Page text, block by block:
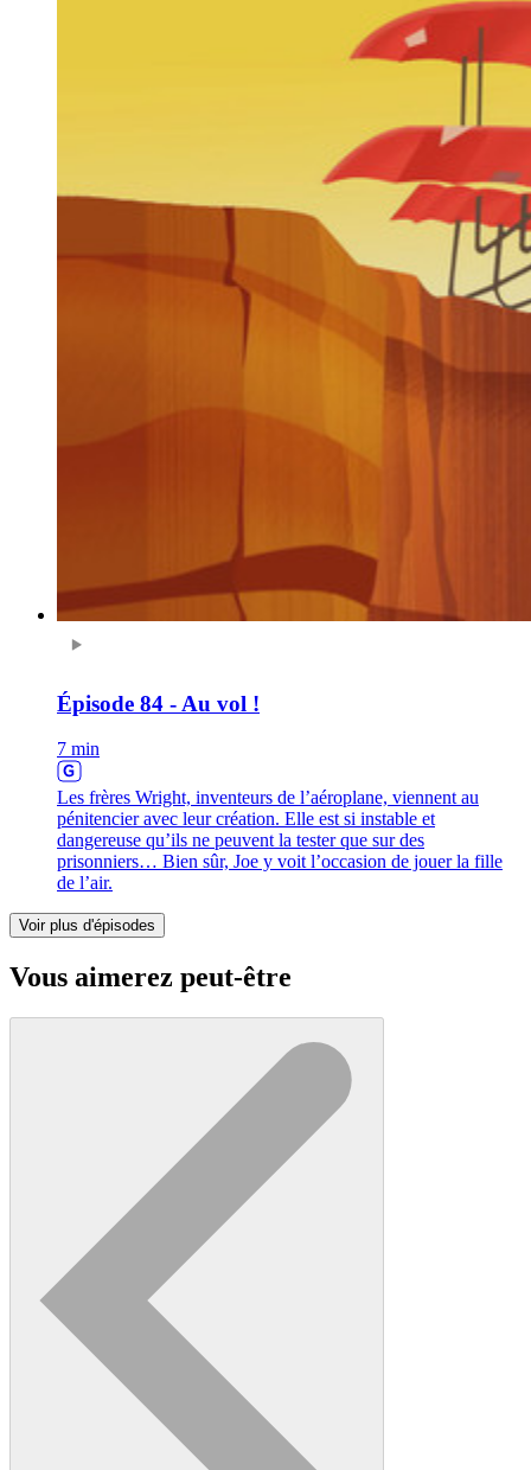
Épisode 84 - Au vol !
7 min
Les frères Wright, inventeurs de l’aéroplane, viennent au
pénitencier avec leur création. Elle est si instable et
dangereuse qu’ils ne peuvent la tester que sur des
prisonniers… Bien sûr, Joe y voit l’occasion de jouer la fille
de l’air.
Voir plus d'épisodes
Vous aimerez peut-être